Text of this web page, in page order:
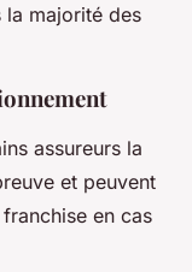
la majorité des
assureurs la
et peuvent
en cas